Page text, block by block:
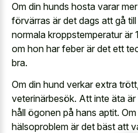
Om din hunds hosta varar
förvärras är det dags att gå
normala kroppstemperatur är
om hon har feber är det ett
bra.
Om din hund verkar extra
veterinärbesök. Att inte äta
håll ögonen på hans aptit.
hälsoproblem är det bäst att